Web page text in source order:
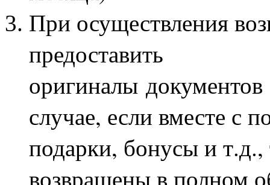
При осуществления
предоставить
оригиналы
случае, если вместе с
подарки, бонусы и
возвращены в полном